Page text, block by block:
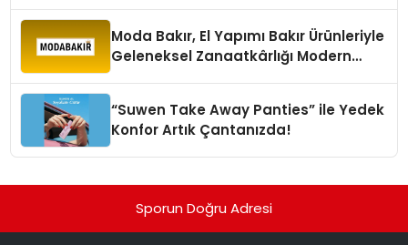
Moda Bakır, El Yapımı Bakır Ürünleriyle
Geleneksel Zanaatkârlığı Modern
“Suwen Take Away Panties” ile Yedek
Konfor Artık Çantanızda!
Sporun Doğru Adresi